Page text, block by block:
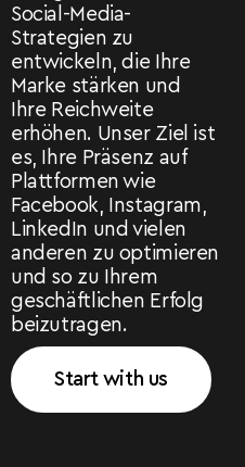
Social-Media-
Strategien zu
entwickeln, die Ihre
Marke stärken und
Ihre Reichweite
erhöhen. Unser Ziel ist
es, Ihre Präsenz auf
Plattformen wie
Facebook, Instagram,
LinkedIn und vielen
anderen zu optimieren
und so zu Ihrem
geschäftlichen Erfolg
beizutragen.
Start with us